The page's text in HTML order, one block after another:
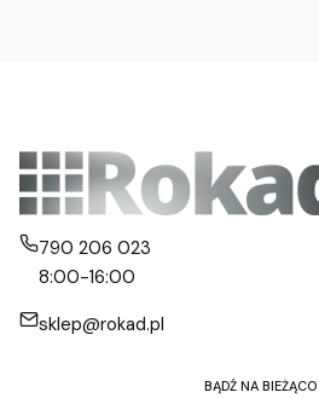
790 206 023
8:00-16:00
sklep@rokad.pl
BĄDŹ NA BIEŻĄCO